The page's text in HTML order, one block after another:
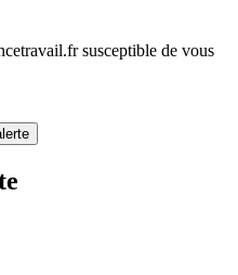
susceptible de vous